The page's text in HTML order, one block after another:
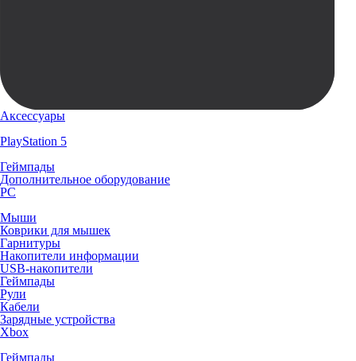
Аксессуары
PlayStation 5
Геймпады
Дополнительное оборудование
PC
Мыши
Коврики для мышек
Гарнитуры
Накопители информации
USB-накопители
Геймпады
Рули
Кабели
Зарядные устройства
Xbox
Геймпады